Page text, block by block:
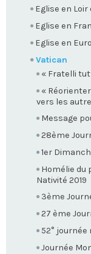
Eglise en Loir
Eglise en
Eglise en
Vatican
« Fratelli
«
vers les
Message
28ème
1er
Homélie du
Nativité 2019
3ème
27 ème
52° journée
Journée